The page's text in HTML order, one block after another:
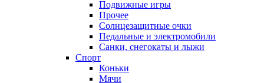
Подвижные игры
Прочее
Солнцезащитные очки
Педальные и электромобили
Санки, снегокаты и лыжи
Спорт
Коньки
Мячи